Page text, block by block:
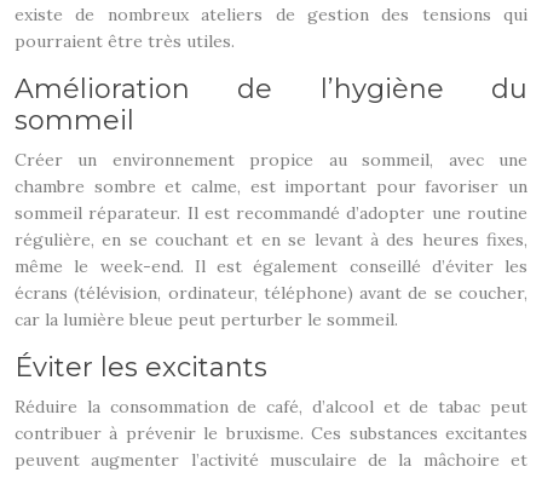
existe de nombreux ateliers de gestion des tensions qui
pourraient être très utiles.
Amélioration de l’hygiène du
sommeil
Créer un environnement propice au sommeil, avec une
chambre sombre et calme, est important pour favoriser un
sommeil réparateur. Il est recommandé d’adopter une routine
régulière, en se couchant et en se levant à des heures fixes,
même le week-end. Il est également conseillé d’éviter les
écrans (télévision, ordinateur, téléphone) avant de se coucher,
car la lumière bleue peut perturber le sommeil.
Éviter les excitants
Réduire la consommation de café, d’alcool et de tabac peut
contribuer à prévenir le bruxisme. Ces substances excitantes
peuvent augmenter l’activité musculaire de la mâchoire et